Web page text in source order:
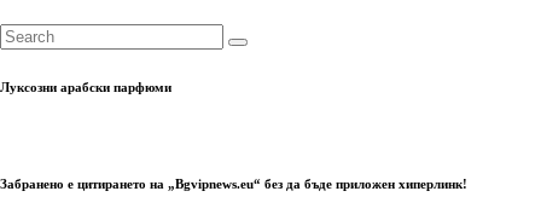
Луксозни арабски парфюми
Забранено е цитирането на „Bgvipnews.eu“ без да бъде приложен хиперлинк!